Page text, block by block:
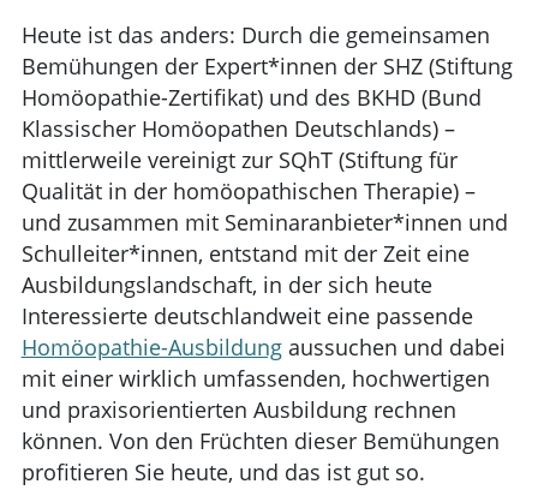
Heute ist das anders: Durch die gemeinsamen
Bemühungen der Expert*innen der SHZ (Stiftung
Homöopathie-Zertifikat) und des BKHD (Bund
Klassischer Homöopathen Deutschlands) –
mittlerweile vereinigt zur SQhT (Stiftung für
Qualität in der homöopathischen Therapie) –
und zusammen mit Seminaranbieter*innen und
Schulleiter*innen, entstand mit der Zeit eine
Ausbildungslandschaft, in der sich heute
Interessierte deutschlandweit eine passende
Homöopathie-Ausbildungaussuchen und dabei
mit einer wirklich umfassenden, hochwertigen
und praxisorientierten Ausbildung rechnen
können. Von den Früchten dieser Bemühungen
profitieren Sie heute, und das ist gut so.